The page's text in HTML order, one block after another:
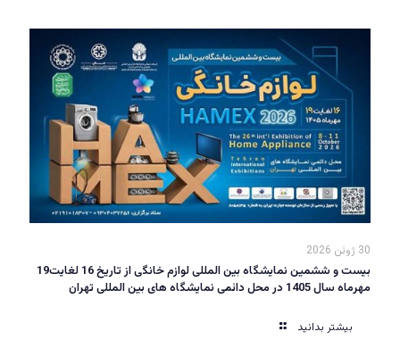
30 ژوئن 2026
بیست و ششمین نمایشگاه بین المللی لوازم خانگی از تاریخ 16 لغایت19
مهرماه سال 1405 در محل دائمی نمایشگاه های بین المللی تهران
بیشتر بدانید